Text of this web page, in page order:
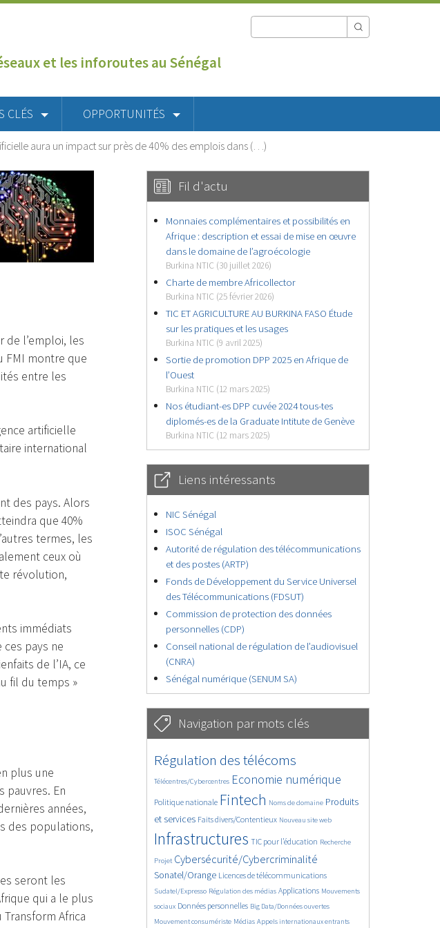
et les inforoutes au Sénégal
CLÉS OPPORTUNITÉS
aura un impact sur près de 40% des emplois dans (…)
de l’emploi, les
FMI montre que
entre les
artificielle
international
des pays. Alors
que 40%
termes, les
ceux où
révolution,
immédiats
pays ne
de l’IA, ce
fil du temps »
plus une
pauvres. En
années,
des populations,
seront les
qui a le plus
Transform Africa
Fil d'actu
Monnaies complémentaires et possibilités en
Afrique : description et essai de mise en œuvre
dans le domaine de l’agroécologie
Burkina NTIC (30 juillet 2026)
Charte de membre Africollector
Burkina NTIC (25 février 2026)
TIC ET AGRICULTURE AU BURKINA FASO Étude
sur les pratiques et les usages
Burkina NTIC (9 avril 2025)
Sortie de promotion DPP 2025 en Afrique de
l’Ouest
Burkina NTIC (12 mars 2025)
Nos étudiant-es DPP cuvée 2024 tous-tes
diplomés-es de la Graduate Intitute de Genève
Burkina NTIC (12 mars 2025)
Liens intéressants
NIC Sénégal
ISOC Sénégal
Autorité de régulation des télécommunications
et des postes (ARTP)
Fonds de Développement du Service Universel
des Télécommunications (FDSUT)
Commission de protection des données
personnelles (CDP)
Conseil national de régulation de l’audiovisuel
(CNRA)
Sénégal numérique (SENUM SA)
Navigation par mots clés
4623/5593
Régulation des télécoms
347/5593
Télécentres/Cybercentres
3723/5593 Economie numérique
1847/5593
Politique nationale
5169/5593 Fintech
679/5593
Noms de domaine
2423/5593
Produits
et services
1529/5593 Faits divers/Contentieux
823/5593 Nouveau site web
5593/5593
Infrastructures
1830/5593
TIC pour l’éducation
190/5593
Recherche
243/5593
Projet
3515/5593Cybersécurité/Cybercriminalité
2176/5593
Sonatel/Orange
1605/5593 Licences de télécommunications
299/5593
Sudatel/Expresso
1009/5593 Régulation des médias
1532/5593 Applications
1080/5593
Mouvements
sociaux
1640/5593Données personnelles
142/5593 Big Data/Données ouvertes
598/5593
Mouvement consumériste
370/5593 Médias
642/5593 Appels internationaux entrants
1658/5593